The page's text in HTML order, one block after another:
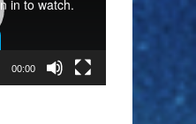
00:00